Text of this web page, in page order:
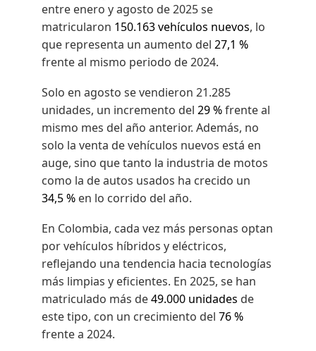
entre enero y agosto de 2025 se
matricularon 150.163 vehículos nuevos, lo
que representa un aumento del 27,1 %
frente al mismo periodo de 2024.
Solo en agosto se vendieron 21.285
unidades, un incremento del 29 %frente al
mismo mes del año anterior. Además, no
solo la venta de vehículos nuevos está en
auge, sino que tanto la industria de motos
como la de autos usados ha crecido un
34,5 % en lo corrido del año.
En Colombia, cada vez más personas optan
por vehículos híbridos y eléctricos,
reflejando una tendencia hacia tecnologías
más limpias y eficientes. En 2025, se han
matriculado más de49.000 unidades de
este tipo, con un crecimiento del 76 %
frente a 2024.